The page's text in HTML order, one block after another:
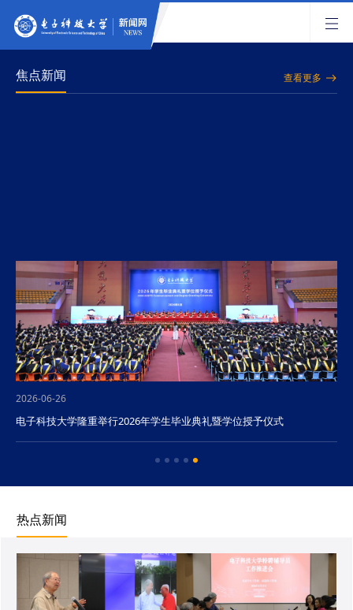
焦点新闻 查看更多
2026-06-26
电子科技大学隆重举行2026年学生毕业典礼暨学位授予仪式
热点新闻